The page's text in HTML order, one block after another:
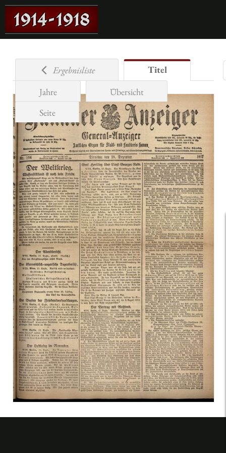
Ergebnisliste
Titel
Jahre
Übersicht
Seite